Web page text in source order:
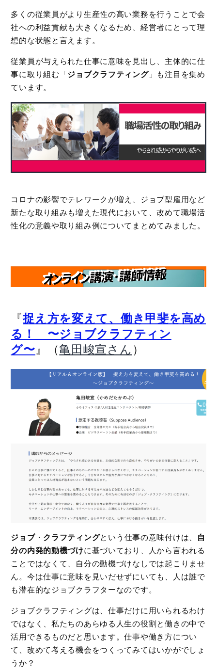
多くの従業員がより生産性の高い業務を行うことで会
社への利益貢献も大きくなるため、経営者にとって理
想的な状態と言えます。
従業員が与えられた仕事に意味を見出し、主体的に仕
事に取り組む「 ジョブクラフティング」も注目を集め
ています。
コロナの影響でテレワークが増え、ジョブ型雇用など
新たな取り組みも増えた現代において、改めて職場活
性化の意義や取り組み例についてまとめてみました。
『捉え方を変えて、働き甲斐を高め
る！ 〜ジョブクラフティン
グ〜 』（亀田峻宣さん ）
ジョブ・ クラフティングという仕事の意味付けは、
自
分の内発的動機づけに基づいており、人から言われる
ことではなくて、自分の動機づけなしでは起こりませ
ん。今は仕事に意味を見いだせずにいても、人は誰で
も潜在的なジョブクラフターなのです。
ジョブクラフティングは、仕事だけに用いられるわけ
ではなく、私たちのあらゆる人生の役割と働きの中で
活用できるものだと思います。仕事や働き方につい
て、改めて考える機会をつくってみてはいかがでしょ
うか？